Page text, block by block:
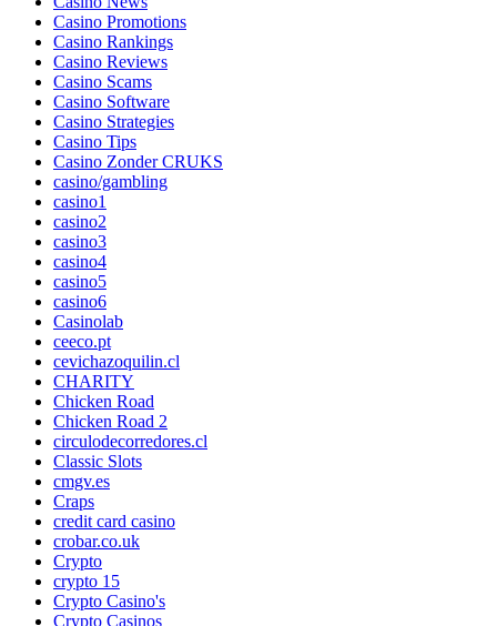
Casino Promotions
Casino Rankings
Casino Reviews
Casino Scams
Casino Software
Casino Strategies
Casino Tips
Casino Zonder CRUKS
casino/gambling
casino1
casino2
casino3
casino4
casino5
casino6
Casinolab
ceeco.pt
cevichazoquilin.cl
CHARITY
Chicken Road
Chicken Road 2
circulodecorredores.cl
Classic Slots
cmgv.es
Craps
credit card casino
crobar.co.uk
Crypto
crypto 15
Crypto Casino's
Crypto Casinos